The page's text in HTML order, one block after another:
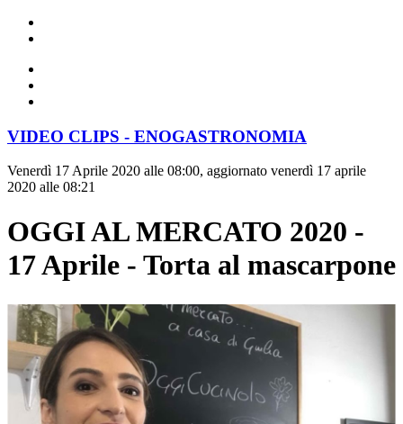
VIDEO CLIPS - ENOGASTRONOMIA
Venerdì 17 Aprile 2020 alle 08:00, aggiornato venerdì 17 aprile
2020 alle 08:21
OGGI AL MERCATO 2020 -
17 Aprile - Torta al mascarpone